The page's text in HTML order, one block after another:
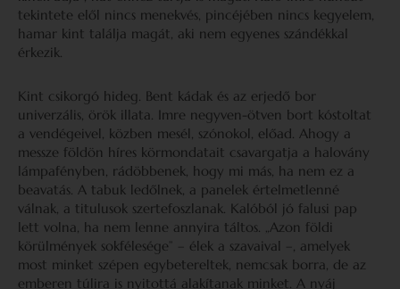
tekintete elől nincs menekvés, pincéjében nincs kegyelem,
hamar kint találja magát, aki nem egyenes szándékkal
érkezik.
Kint csikorgó hideg. Bent kádak és az erjedő bor
univerzális, örök illata. Imre negyven-ötven bort kóstoltat
a vendégeivel, közben mesél, szónokol, előad. Ahogy a
messze földön híres körmondatait csavargatja a halovány
lámpafényben, rádöbbenek, hogy mi más, ha nem ez a
beavatás. A tabuk ledőlnek, a panelek értelmetlenné
válnak, a titulusok szertefoszlanak. Kalóból jó falusi pap
lett volna, ha nem lenne annyira táltos. „Azon földi
körülmények sokfélesége” – élek a szavaival –, amelyek
most minket szépen egybetereltek, nemcsak borra, de az
emberen túlira is nyitottá alakítanak minket. A nyáj